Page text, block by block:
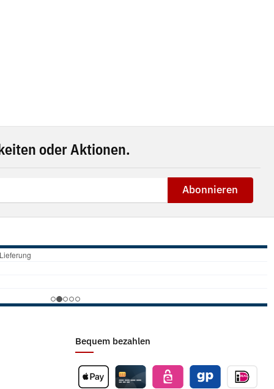
oder Aktionen.
Abonnieren
Bequem bezahlen